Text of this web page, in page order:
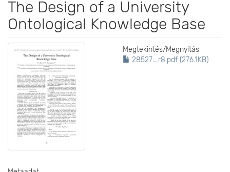
The Design of a University
Ontological Knowledge Base
Megtekintés/Megnyitás
28527_r8.pdf (276.1KB)